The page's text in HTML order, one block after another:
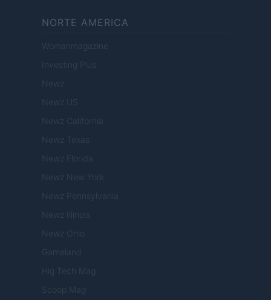
NORTE AMERICA
Womanmagazine
Investing Plus
Newz
Newz US
Newz California
Newz Texas
Newz Florida
Newz New York
Newz Pennsylvania
Newz Illinois
Newz Ohio
Gameland
Hig Tech Mag
Scoop Mag